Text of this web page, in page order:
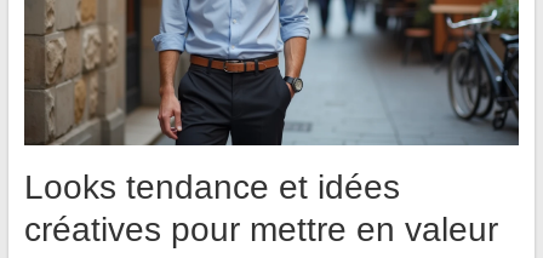
Looks tendance et idées
créatives pour mettre en valeur